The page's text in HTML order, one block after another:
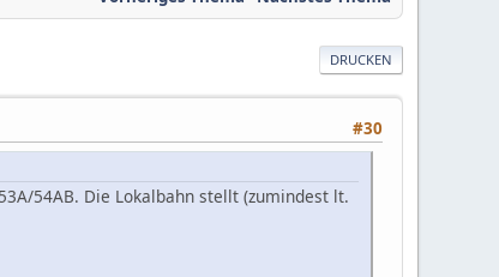
DRUCKEN
#30
54AB. Die Lokalbahn stellt (zumindest lt.